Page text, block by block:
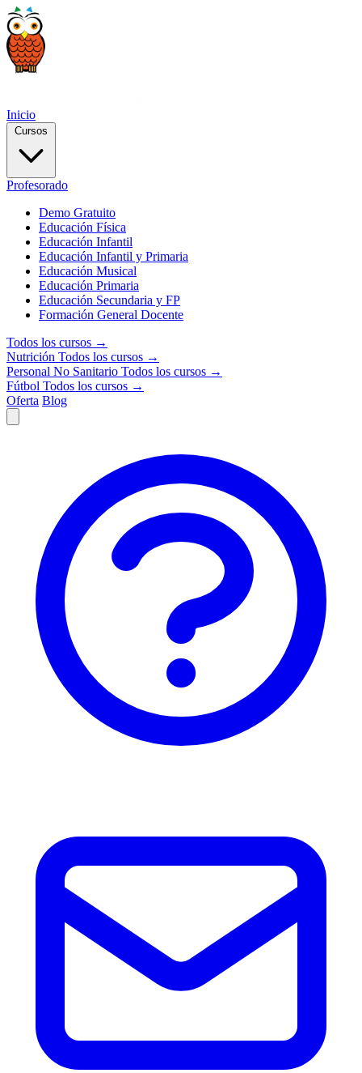
Inicio
Cursos
Profesorado
Demo Gratuito
Educación Física
Educación Infantil
Educación Infantil y Primaria
Educación Musical
Educación Primaria
Educación Secundaria y FP
Formación General Docente
Todos los cursos →
Nutrición Todos los cursos →
Personal No Sanitario Todos los cursos →
Fútbol Todos los cursos →
Oferta Blog